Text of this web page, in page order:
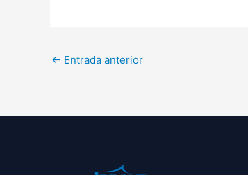
← Entrada anterior